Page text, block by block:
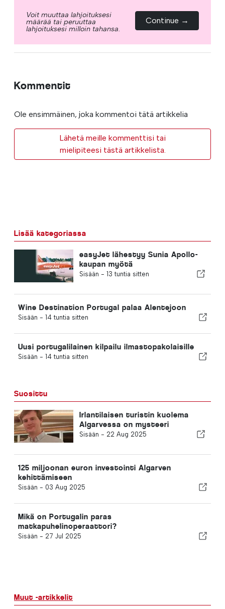
Voit muuttaa lahjoituksesi
määrää tai peruuttaa
lahjoituksesi milloin tahansa.
Continue →
Kommentit
Ole ensimmäinen, joka kommentoi tätä artikkelia
Lähetä meille kommenttisi tai
mielipiteesi tästä artikkelista.
Lisää kategoriassa
easyJet lähestyy Sunia Apollo-
kaupan myötä
Sisään - 13 tuntia sitten
Wine Destination Portugal palaa Alentejoon
Sisään - 14 tuntia sitten
Uusi portugalilainen kilpailu ilmastopakolaisille
Sisään - 14 tuntia sitten
Suosittu
Irlantilaisen turistin kuolema
Algarvessa on mysteeri
Sisään - 22 Aug 2025
125 miljoonan euron investointi Algarven
kehittämiseen
Sisään - 03 Aug 2025
Mikä on Portugalin paras
matkapuhelinoperaattori?
Sisään - 27 Jul 2025
Muut -artikkelit